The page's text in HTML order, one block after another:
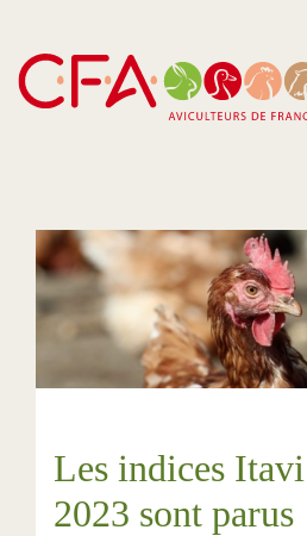
contenu
principal
Les indices
2023 sont parus